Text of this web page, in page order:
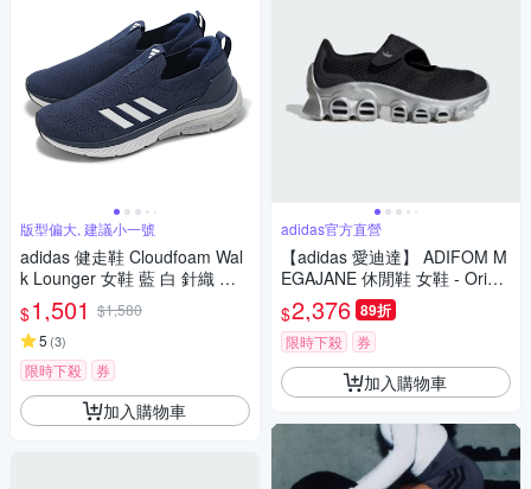
版型偏大, 建議小一號
adidas 健走鞋 Cloudfoam Wal
k Lounger 女鞋 藍 白 針織 套
入式 緩衝 休閒 愛迪達 ID4062
$1,501 $1,580
5 (3)
限時下殺 券
加入購物車
adidas官方直營
【adidas 愛迪達】 ADIFOM M
EGAJANE 休閒鞋 女鞋 - Origin
als JP8117
$2,376 89折
限時下殺 券
加入購物車